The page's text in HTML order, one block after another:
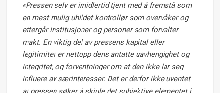
«Pressen selv er imidlertid tjent med å fremstå som
en mest mulig uhildet kontrollør som overvåker og
ettergår institusjoner og personer som forvalter
makt. En viktig del av pressens kapital eller
legitimitet er nettopp dens antatte uavhengighet og
integritet, og forventninger om at den ikke lar seg
influere av særinteresser. Det er derfor ikke uventet
at pressen søker å skjule det subjektive elementet i